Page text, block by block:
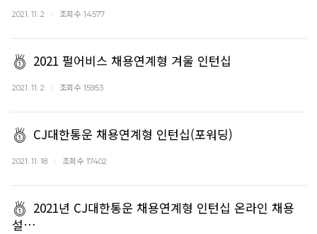
2021. 11. 2 조회수 14577
2021 펄어비스 채용연계형 겨울 인턴십
2021. 11. 2 조회수 15953
CJ대한통운 채용연계형 인턴십(포워딩)
2021. 11. 18 조회수 17402
2021년 CJ대한통운 채용연계형 인턴십 온라인 채용
설…